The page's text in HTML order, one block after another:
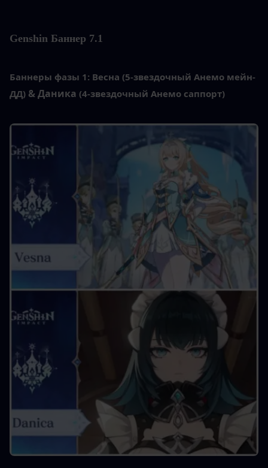
Genshin Баннер 7.1
Баннеры фазы 1: Весна (5-звездочный Анемо мейн-
ДД) & Даника (4-звездочный Анемо саппорт)